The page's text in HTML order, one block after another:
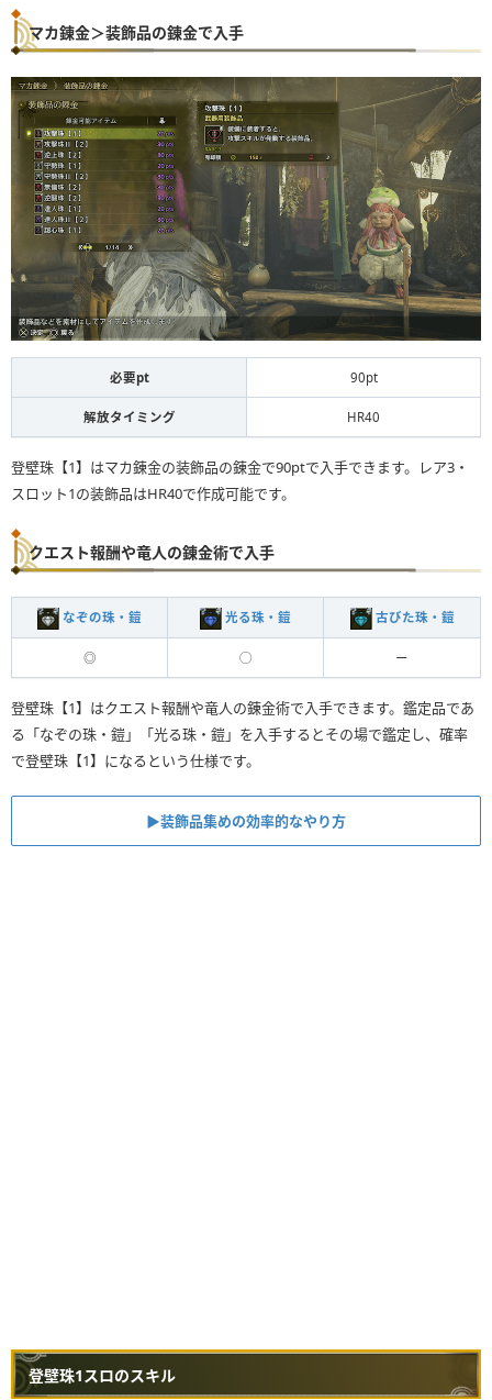
マカ錬金＞装飾品の錬金で入手
必要pt 90pt
解放タイミング HR40
登壁珠【1】はマカ錬金の装飾品の錬金で90ptで入手できます。レア3・
スロット1の装飾品はHR40で作成可能です。
クエスト報酬や竜人の錬金術で入手
なぞの珠・鎧 光る珠・鎧 古びた珠・鎧
◎ ◯ ー
登壁珠【1】はクエスト報酬や竜人の錬金術で入手できます。鑑定品であ
る「なぞの珠・鎧」「光る珠・鎧」を入手するとその場で鑑定し、確率
で登壁珠【1】になるという仕様です。
▶︎装飾品集めの効率的なやり方
登壁珠1スロのスキル